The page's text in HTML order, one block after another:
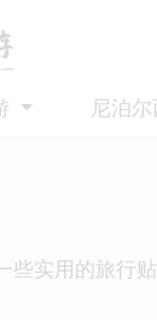
尼泊
些实用的旅行